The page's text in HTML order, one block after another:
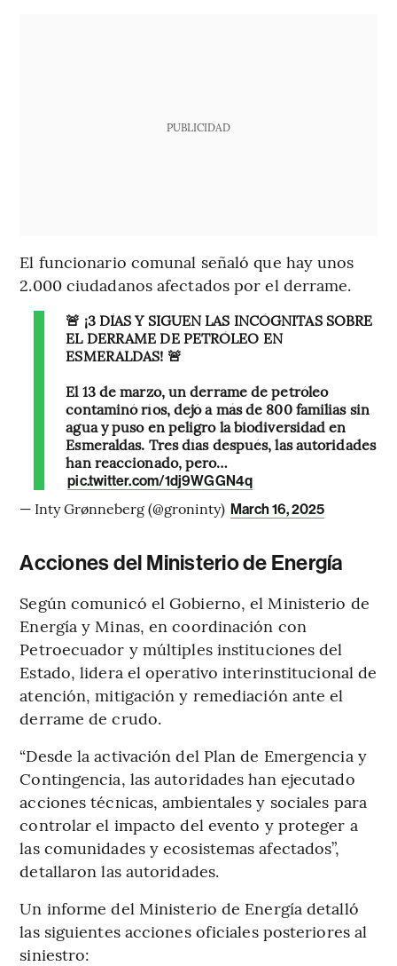
PUBLICIDAD
El funcionario comunal señaló que hay unos
2.000 ciudadanos afectados por el derrame.
🚨 ¡3 DÍAS Y SIGUEN LAS INCÓGNITAS SOBRE
EL DERRAME DE PETRÓLEO EN
ESMERALDAS! 🚨
El 13 de marzo, un derrame de petróleo
contaminó ríos, dejó a más de 800 familias sin
agua y puso en peligro la biodiversidad en
Esmeraldas. Tres días después, las autoridades
han reaccionado, pero…
pic.twitter.com/1dj9WGGN4q
— Inty Grønneberg (@groninty) March 16, 2025
Acciones del Ministerio de Energía
Según comunicó el Gobierno, el Ministerio de
Energía y Minas, en coordinación con
Petroecuador y múltiples instituciones del
Estado, lidera el operativo interinstitucional de
atención, mitigación y remediación ante el
derrame de crudo.
“Desde la activación del Plan de Emergencia y
Contingencia, las autoridades han ejecutado
acciones técnicas, ambientales y sociales para
controlar el impacto del evento y proteger a
las comunidades y ecosistemas afectados”,
detallaron las autoridades.
Un informe del Ministerio de Energía detalló
las siguientes acciones oficiales posteriores al
siniestro: